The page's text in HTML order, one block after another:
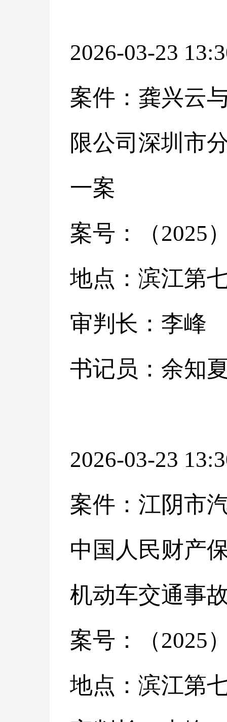
2026-03-23
案件：龚兴云
限公司深圳市
一案
案号：（2025
地点：滨江第
审判长：李峰
书记员：余知
2026-03-23
案件：江阴市
中国人民财产
机动车交通事
案号：（2025
地点：滨江第